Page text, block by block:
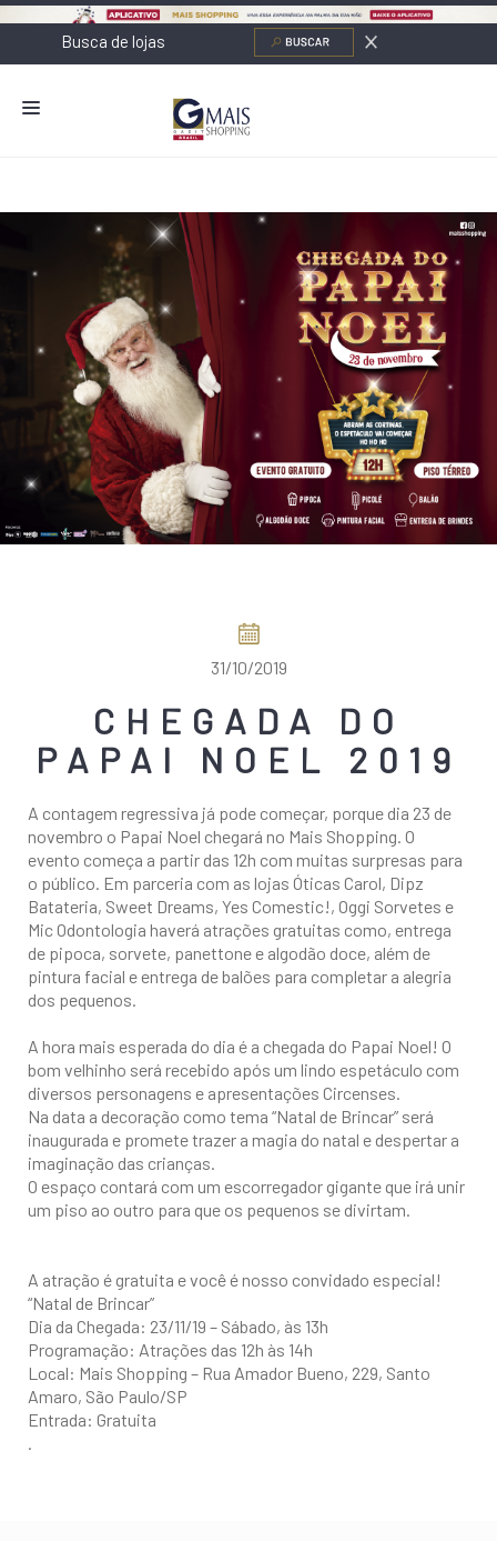
ALIMENTAÇÃO
CONTATO
NOVOS NEGÓCIOS
O SHOPPING
SERVIÇOS
SHOPPINGS DA GAZIT
COMO CHEGAR
31/10/2019
CHEGADA DO
PAPAI NOEL 2019
A contagem regressiva já pode começar, porque dia 23 de
novembro o Papai Noel chegará no Mais Shopping. O
evento começa a partir das 12h com muitas surpresas para
o público. Em parceria com as lojas Óticas Carol, Dipz
Batateria, Sweet Dreams, Yes Comestic!, Oggi Sorvetes e
Mic Odontologia haverá atrações gratuitas como, entrega
de pipoca, sorvete, panettone e algodão doce, além de
pintura facial e entrega de balões para completar a alegria
dos pequenos.
A hora mais esperada do dia é a chegada do Papai Noel! O
bom velhinho será recebido após um lindo espetáculo com
diversos personagens e apresentações Circenses.
Na data a decoração como tema “Natal de Brincar” será
inaugurada e promete trazer a magia do natal e despertar a
imaginação das crianças.
O espaço contará com um escorregador gigante que irá unir
um piso ao outro para que os pequenos se divirtam.
A atração é gratuita e você é nosso convidado especial!
“Natal de Brincar”
Dia da Chegada: 23/11/19 – Sábado, às 13h
Programação: Atrações das 12h às 14h
Local: Mais Shopping – Rua Amador Bueno, 229, Santo
Amaro, São Paulo/SP
Entrada: Gratuita